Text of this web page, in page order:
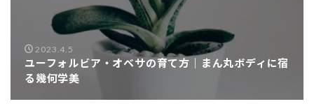
2023.4.5
ユーフォルビア・オベサの育て方｜まん丸ボディに宿
る幾何学美